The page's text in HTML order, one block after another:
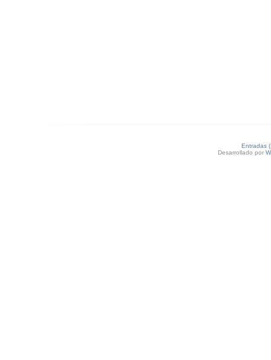
Entradas
Desarrollado por